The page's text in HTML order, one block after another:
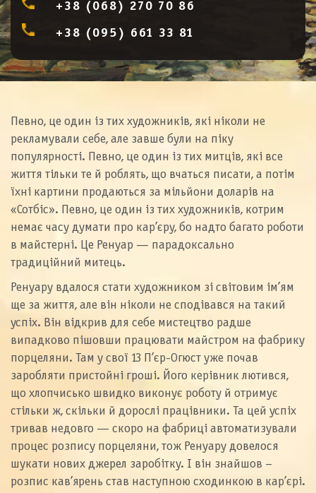
+38 (068) 270 70 86
+38 (095) 661 33 81
Певно, це один із тих художників, які ніколи не
рекламували себе, але завше були на піку
популярності. Певно, це один із тих митців, які все
життя тільки те й роблять, що вчаться писати, а потім
їхні картини продаються за мільйони доларів на
«Сотбіс». Певно, це один із тих художників, котрим
немає часу думати про кар’єру, бо надто багато роботи
в майстерні. Це Ренуар — парадоксально
традиційний митець.
Ренуару вдалося стати художником зі світовим ім’ям
ще за життя, але він ніколи не сподівався на такий
успіх. Він відкрив для себе мистецтво радше
випадково пішовши працювати майстром на фабрику
порцеляни. Там у свої 13 П’єр-Огюст уже почав
заробляти пристойні гроші. Його керівник лютився,
що хлопчисько швидко виконує роботу й отримує
стільки ж, скільки й дорослі працівники. Та цей успіх
тривав недовго — скоро на фабриці автоматизували
процес розпису порцеляни, тож Ренуару довелося
шукати нових джерел заробітку. І він знайшов –
розпис кав’ярень став наступною сходинкою в кар’єрі.